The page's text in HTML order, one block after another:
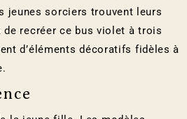
jeunes sorciers trouvent leurs
de recréer ce bus violet à trois
d’éléments décoratifs fidèles à